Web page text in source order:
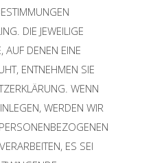
DIE JEWEILIGE
AUF DENEN EINE
ENTNEHMEN SIE
WENN
WERDEN WIR
ES SEI